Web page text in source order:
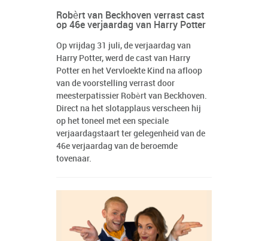
Robèrt van Beckhoven verrast cast
op 46e verjaardag van Harry Potter
Op vrijdag 31 juli, de verjaardag van
Harry Potter, werd de cast van Harry
Potter en het Vervloekte Kind na afloop
van de voorstelling verrast door
meesterpatissier Robèrt van Beckhoven.
Direct na het slotapplaus verscheen hij
op het toneel met een speciale
verjaardagstaart ter gelegenheid van de
46e verjaardag van de beroemde
tovenaar.